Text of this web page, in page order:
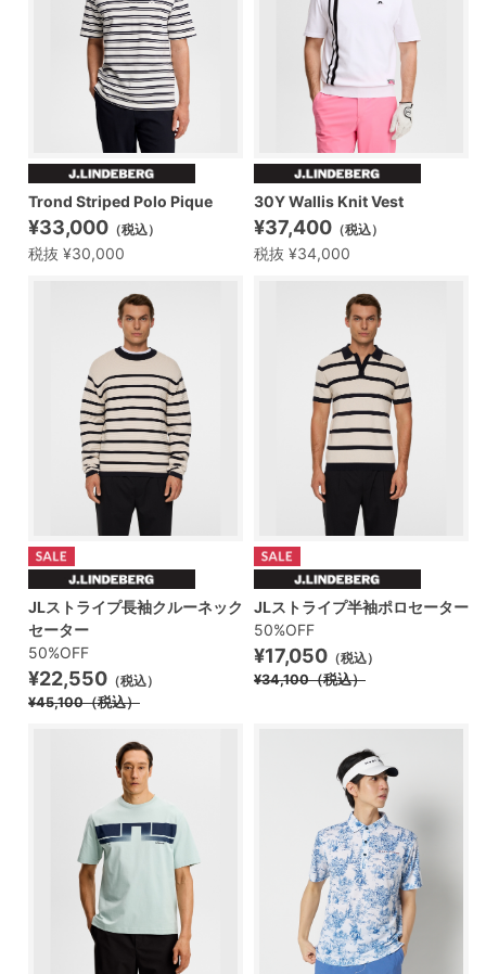
Trond Striped Polo Pique
¥33,000 （税込）
税抜 ¥30,000
30Y Wallis Knit Vest
¥37,400 （税込）
税抜 ¥34,000
JLストライプ長袖クルーネック
セーター
50%OFF
¥22,550 （税込）
¥45,100（税込）
JLストライプ半袖ポロセーター
50%OFF
¥17,050 （税込）
¥34,100（税込）